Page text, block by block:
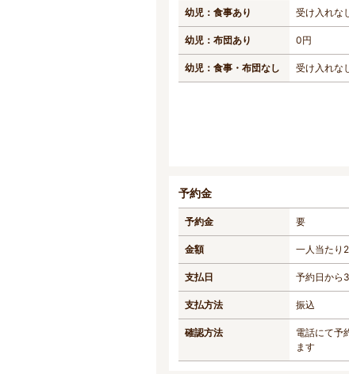
幼児：食事あり 受け入れな
幼児：布団あり 0円
幼児：食事・布団なし 受け入れな
予約金
予約金 要
金額 一人当たり
支払日 予約日から
支払方法 振込
確認方法
電話にて予
ます